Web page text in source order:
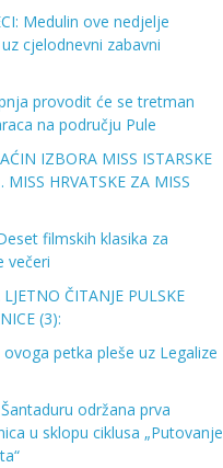
Medulin ove nedjelje
cjelodnevni zabavni
provodit će se tretman
na području Pule
IZBORA MISS ISTARSKE
MISS HRVATSKE ZA MISS
filmskih klasika za
večeri
ČITANJE PULSKE
(3):
petka pleše uz Legalize
održana prva
u sklopu ciklusa „Putovanje